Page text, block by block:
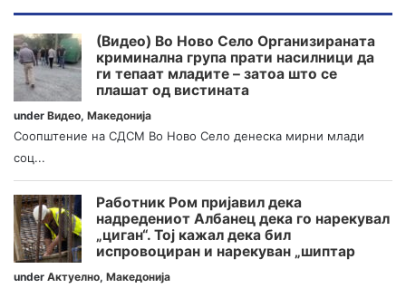
(Видео) Во Ново Село Организираната
криминална група прати насилници да
ги тепаат младите – затоа што се
плашат од вистината
under Видео, Македонија
Соопштение на СДСМ Во Ново Село денеска мирни млади
соц...
Работник Ром пријавил дека
надредениот Албанец дека го нарекувал
„циган“. Тој кажал дека бил
испровоциран и нарекуван „шиптар
under Актуелно, Македонија